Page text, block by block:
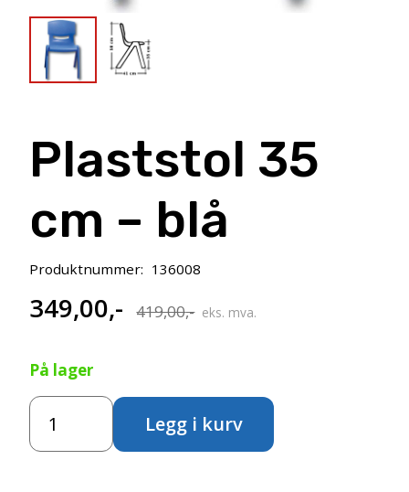
Plaststol 35
cm – blå
Produktnummer: 136008
419,00,-
Opprinnelig
var:
419,00,-.
349,00,-
Nåværende
er:
349,00,-.
eks. mva.
På lager
Plaststol
cm
Legg i kurv